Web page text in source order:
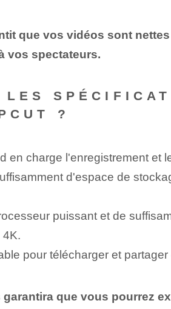
que vos vidéos sont
vos spectateurs.
?
en charge l'enregistrement et
d'espace de
puissant et de
4K.
pour télécharger et
que vous pourrez